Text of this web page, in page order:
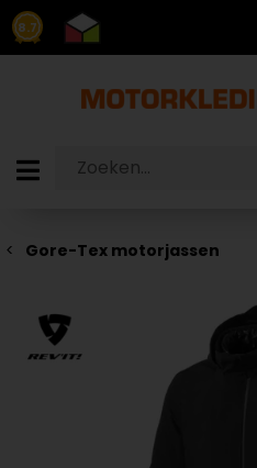
8.7
Gore-Tex motorjassen